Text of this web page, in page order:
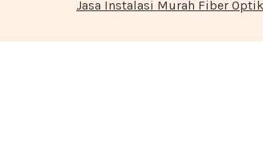
Jasa Instalasi Murah Fiber